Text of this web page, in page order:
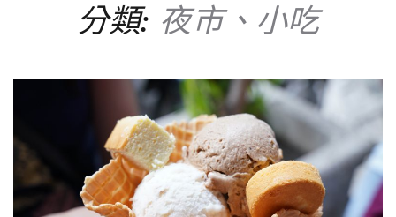
分類: 夜市、小吃